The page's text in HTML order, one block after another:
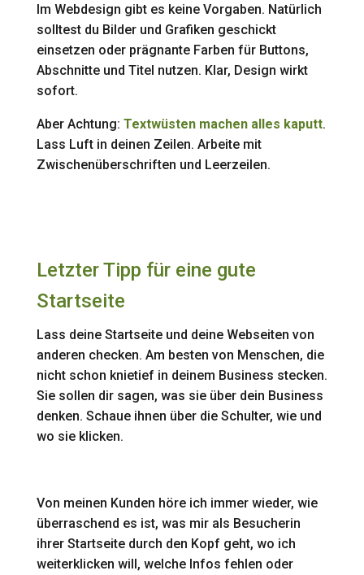
Im Webdesign gibt es keine Vorgaben. Natürlich
solltest du Bilder und Grafiken geschickt
einsetzen oder prägnante Farben für Buttons,
Abschnitte und Titel nutzen. Klar, Design wirkt
sofort.
Aber Achtung: Textwüsten machen alles kaputt.
Lass Luft in deinen Zeilen. Arbeite mit
Zwischenüberschriften und Leerzeilen.
Letzter Tipp für eine gute
Startseite
Lass deine Startseite und deine Webseiten von
anderen checken. Am besten von Menschen, die
nicht schon knietief in deinem Business stecken.
Sie sollen dir sagen, was sie über dein Business
denken. Schaue ihnen über die Schulter, wie und
wo sie klicken.
Von meinen Kunden höre ich immer wieder, wie
überraschend es ist, was mir als Besucherin
ihrer Startseite durch den Kopf geht, wo ich
weiterklicken will, welche Infos fehlen oder